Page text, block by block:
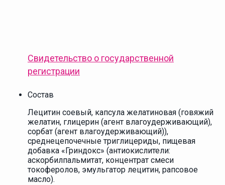
Свидетельство о государственной
регистрации
Состав
Лецитин соевый, капсула желатиновая (говяжий
желатин, глицерин (агент влагоудерживающий),
сорбат (агент влагоудерживающий)),
среднецепочечные триглицериды, пищевая
добавка «Гриндокс» (антиокислители:
аскорбилпальмитат, концентрат смеси
токоферолов, эмульгатор лецитин, рапсовое
масло).